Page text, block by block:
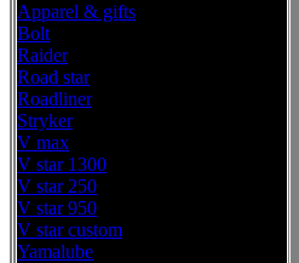
Apparel & gifts
Bolt
Raider
Road star
Roadliner
Stryker
V max
V star 1300
V star 250
V star 950
V star custom
Yamalube